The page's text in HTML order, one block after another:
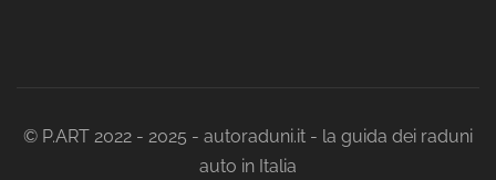
© P.ART 2022 - 2025 - autoraduni.it - la guida dei raduni
auto in Italia